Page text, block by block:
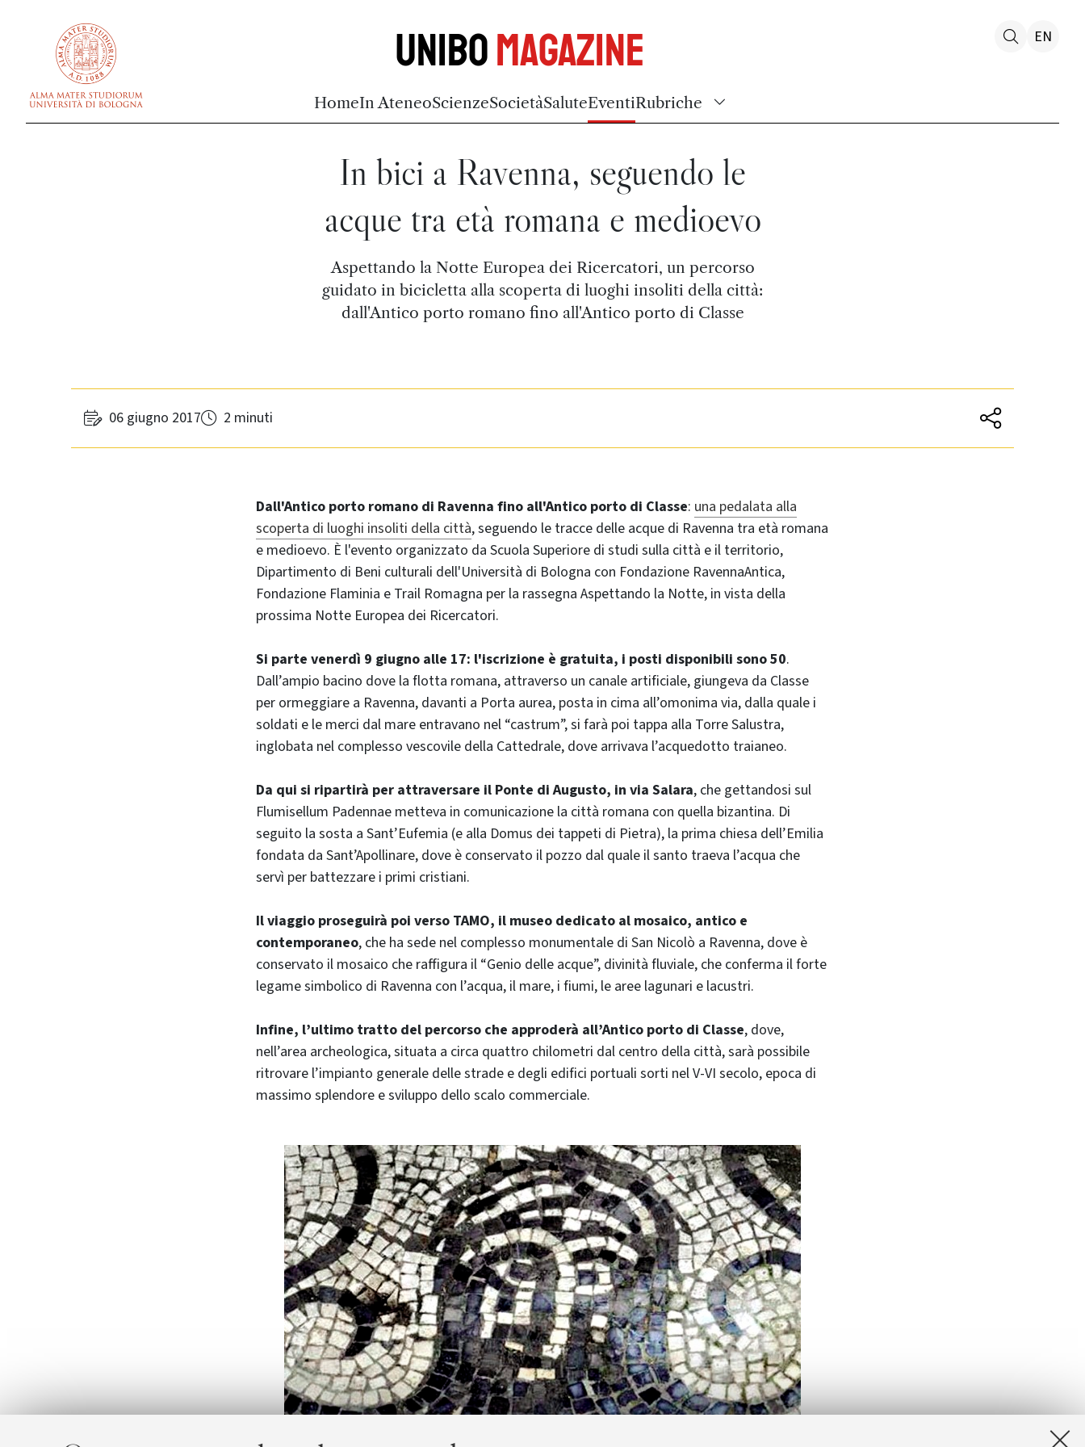
UniboMagazine
HomeIn AteneoScienzeSocietàSaluteEventiRubriche
EN
In bici a Ravenna, seguendo le
acque tra età romana e medioevo
Aspettando la Notte Europea dei Ricercatori, un percorso
guidato in bicicletta alla scoperta di luoghi insoliti della città:
dall'Antico porto romano fino all'Antico porto di Classe
06 giugno 2017 2 minuti
Dall'Antico porto romano di Ravenna fino all'Antico porto di Classe: una pedalata alla
scoperta di luoghi insoliti della città, seguendo le tracce delle acque di Ravenna tra età romana
e medioevo. È l'evento organizzato da Scuola Superiore di studi sulla città e il territorio,
Dipartimento di Beni culturali dell'Università di Bologna con Fondazione RavennaAntica,
Fondazione Flaminia e Trail Romagna per la rassegna Aspettando la Notte, in vista della
prossima Notte Europea dei Ricercatori.
Si parte venerdì 9 giugno alle 17: l'iscrizione è gratuita, i posti disponibili sono 50.
Dall’ampio bacino dove la flotta romana, attraverso un canale artificiale, giungeva da Classe
per ormeggiare a Ravenna, davanti a Porta aurea, posta in cima all’omonima via, dalla quale i
soldati e le merci dal mare entravano nel “castrum”, si farà poi tappa alla Torre Salustra,
inglobata nel complesso vescovile della Cattedrale, dove arrivava l’acquedotto traianeo.
Da qui si ripartirà per attraversare il Ponte di Augusto, in via Salara, che gettandosi sul
Flumisellum Padennae metteva in comunicazione la città romana con quella bizantina. Di
seguito la sosta a Sant’Eufemia (e alla Domus dei tappeti di Pietra), la prima chiesa dell’Emilia
fondata da Sant’Apollinare, dove è conservato il pozzo dal quale il santo traeva l’acqua che
servì per battezzare i primi cristiani.
Il viaggio proseguirà poi verso TAMO, il museo dedicato al mosaico, antico e
contemporaneo, che ha sede nel complesso monumentale di San Nicolò a Ravenna, dove è
conservato il mosaico che raffigura il “Genio delle acque”, divinità fluviale, che conferma il forte
legame simbolico di Ravenna con l’acqua, il mare, i fiumi, le aree lagunari e lacustri.
Infine, l’ultimo tratto del percorso che approderà all’Antico porto di Classe, dove,
nell’area archeologica, situata a circa quattro chilometri dal centro della città, sarà possibile
ritrovare l’impianto generale delle strade e degli edifici portuali sorti nel V-VI secolo, epoca di
massimo splendore e sviluppo dello scalo commerciale.